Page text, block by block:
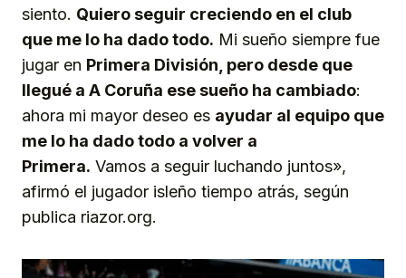
siento. Quiero seguir creciendo en el club
que me lo ha dado todo. Mi sueño siempre fue
jugar en Primera División, pero desde que
llegué a A Coruña ese sueño ha cambiado:
ahora mi mayor deseo es ayudar al equipo que
me lo ha dado todo a volver a
Primera. Vamos a seguir luchando juntos»,
afirmó el jugador isleño tiempo atrás, según
publica riazor.org.